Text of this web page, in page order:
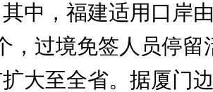
中，福建适用口岸
，过境免签人员停留
大至全省。据厦门